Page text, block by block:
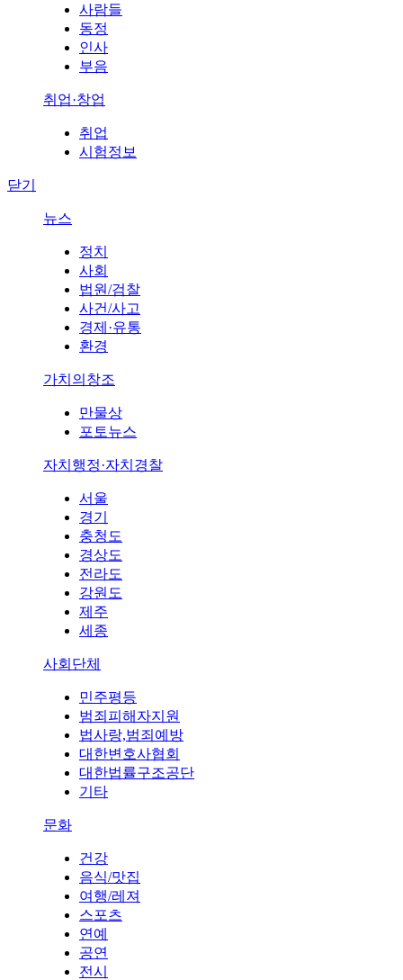
사람들
동정
인사
부음
취업·창업
취업
시험정보
닫기
뉴스
정치
사회
법원/검찰
사건/사고
경제·유통
환경
가치의창조
만물상
포토뉴스
자치행정·자치경찰
서울
경기
충청도
경상도
전라도
강원도
제주
세종
사회단체
민주평등
범죄피해자지원
법사랑,범죄예방
대한변호사협회
대한법률구조공단
기타
문화
건강
음식/맛집
여행/레져
스포츠
연예
공연
전시